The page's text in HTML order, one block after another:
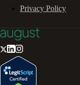
Privacy Policy